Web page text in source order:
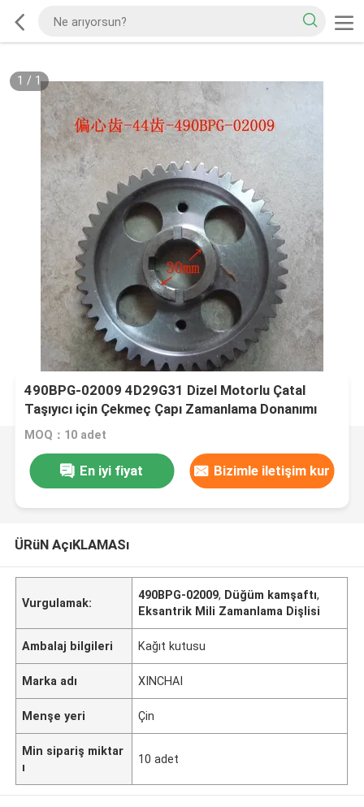
1 / 1
490BPG-02009 4D29G31 Dizel Motorlu Çatal
Taşıyıcı için Çekmeç Çapı Zamanlama Donanımı
MOQ：10 adet
En iyi fiyat Bizimle iletişim kur
ÜRüN AçıKLAMASı
Vurgulamak:
490BPG-02009, Düğüm kamşaftı,
Eksantrik Mili Zamanlama Dişlisi
Ambalaj bilgileri Kağıt kutusu
Marka adı XINCHAI
Menşe yeri Çin
Min sipariş miktar
ı
10 adet